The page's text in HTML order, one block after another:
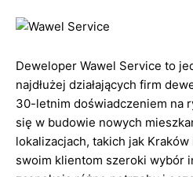
Deweloper Wawel Service to
najdłużej działających firm
30-letnim doświadczeniem na
się w budowie nowych
lokalizacjach, takich jak
swoim klientom szeroki wybór